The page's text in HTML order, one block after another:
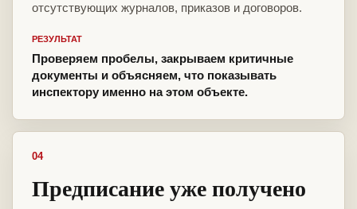
отсутствующих журналов, приказов и договоров.
РЕЗУЛЬТАТ
Проверяем пробелы, закрываем критичные
документы и объясняем, что показывать
инспектору именно на этом объекте.
04
Предписание уже получено